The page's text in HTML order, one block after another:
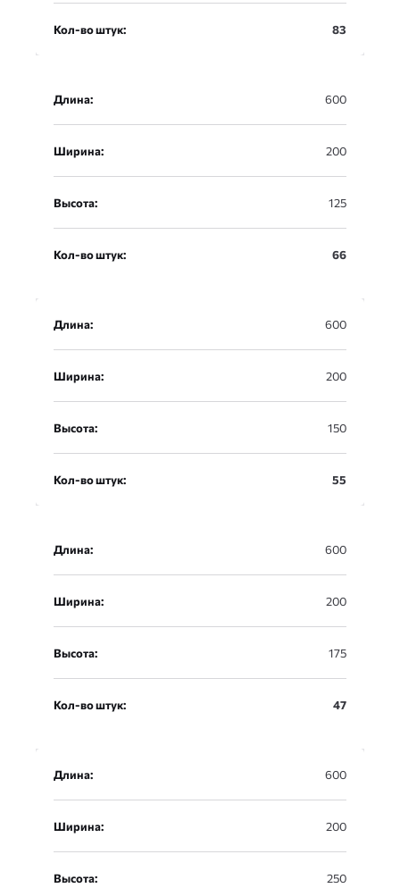
Кол-во штук: 83
Длина: 600
Ширина: 200
Высота: 125
Кол-во штук: 66
Длина: 600
Ширина: 200
Высота: 150
Кол-во штук: 55
Длина: 600
Ширина: 200
Высота: 175
Кол-во штук: 47
Длина: 600
Ширина: 200
Высота: 250